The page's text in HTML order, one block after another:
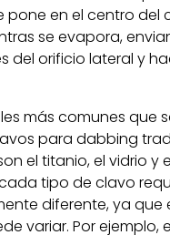
en el centro del
se evapora,
del orificio lateral y
más comunes que
para dabbing
el titanio, el vidrio y
tipo de clavo
diferente, ya que
variar. Por ejemplo,